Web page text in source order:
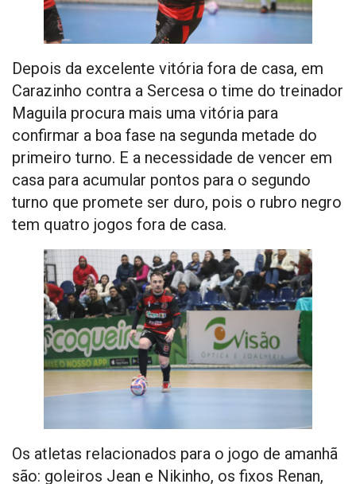
Depois da excelente vitória fora de casa, em
Carazinho contra a Sercesa o time do treinador
Maguila procura mais uma vitória para
confirmar a boa fase na segunda metade do
primeiro turno. E a necessidade de vencer em
casa para acumular pontos para o segundo
turno que promete ser duro, pois o rubro negro
tem quatro jogos fora de casa.
Os atletas relacionados para o jogo de amanhã
são: goleiros Jean e Nikinho, os fixos Renan,